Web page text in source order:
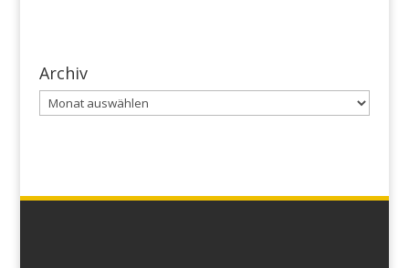
Archiv
Archiv